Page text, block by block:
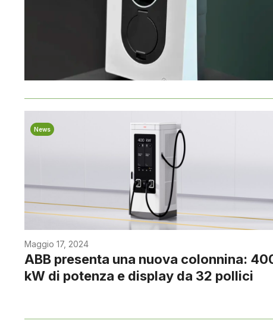
News
Maggio 17, 2024
ABB presenta una nuova colonnina:
kW di potenza e display da 32 pollici